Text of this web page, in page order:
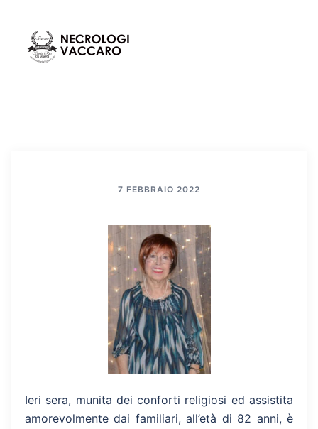
contenuto
7 FEBBRAIO 2022
Ieri sera, munita dei conforti religiosi ed assistita
amorevolmente dai familiari, all’età di 82 anni, è